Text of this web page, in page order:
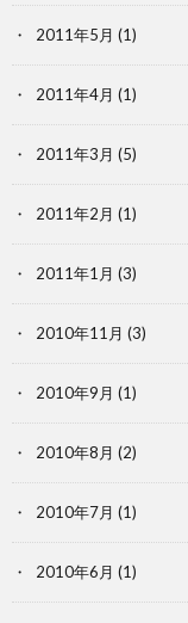
2011年5月 (1)
2011年4月 (1)
2011年3月 (5)
2011年2月 (1)
2011年1月 (3)
2010年11月 (3)
2010年9月 (1)
2010年8月 (2)
2010年7月 (1)
2010年6月 (1)